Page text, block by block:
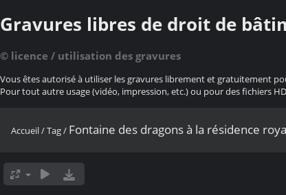
Gravures libres de droit de
© licence / utilisation des gravures
Vous êtes autorisé à utiliser les gravures librement et gratuitement
Pour tout autre usage (vidéo, impression, etc.) ou pour des fichiers
Accueil/Tag/ Fontaine des dragons à la résidence